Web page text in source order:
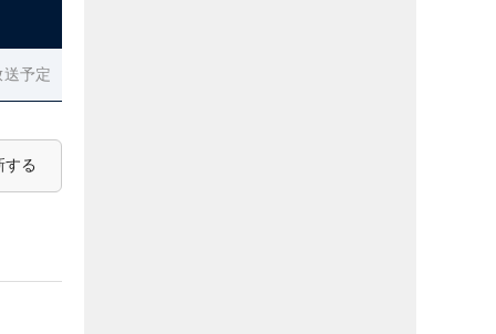
予定
する